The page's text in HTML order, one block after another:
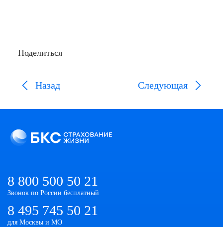
Поделиться
Назад Следующая
8 800 500 50 21
Звонок по России бесплатный
8 495 745 50 21
для Москвы и МО